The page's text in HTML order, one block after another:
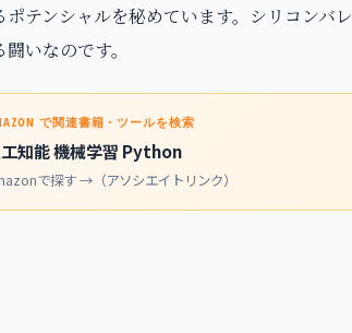
ポテンシャルを秘めています。シリコンバ
いなのです。
で関連書籍・ツールを検索
知能 機械学習 Python
で探す →（アソシエイトリンク）